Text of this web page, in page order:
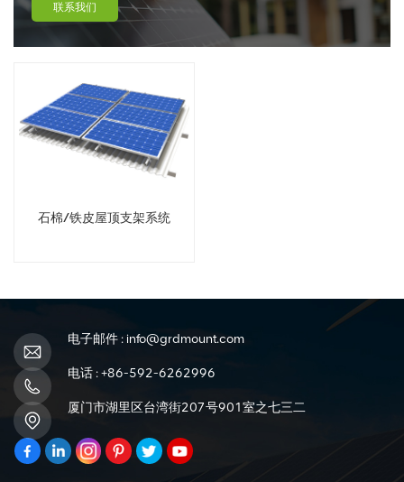
联系我们
石棉/铁皮屋顶支架系统
电子邮件 : info@grdmount.com
电话 :+86-592-6262996
厦门市湖里区台湾街207号901室之七三二